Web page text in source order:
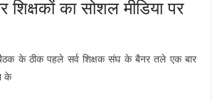
शिक्षकों का सोशल मीडिया पर
के ठीक पहले सर्व शिक्षक संघ के बैनर तले एक बार
के